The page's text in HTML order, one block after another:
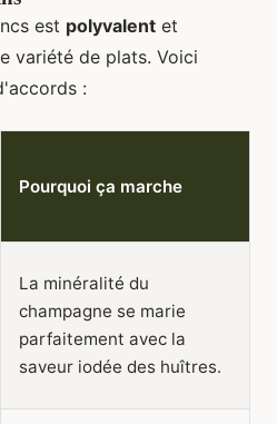
est polyvalent et
variété de plats. Voici
:
Pourquoi ça marche
La minéralité du
champagne se marie
parfaitement avec la
saveur iodée des huîtres.